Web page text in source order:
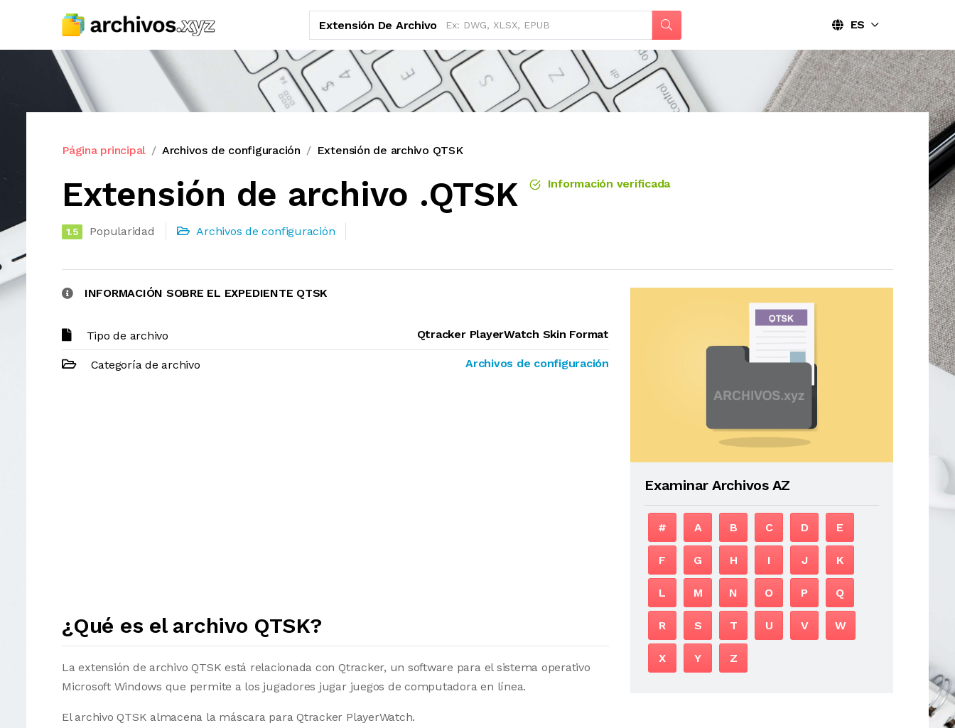
Extensión De Archivo ES
Página principal Archivos de configuración Extensión de archivo QTSK
Extensión de archivo .QTSK Información verificada
1.5 Popularidad Archivos de configuración
INFORMACIÓN SOBRE EL EXPEDIENTE QTSK
Tipo de archivo Qtracker PlayerWatch Skin Format
Categoría de archivo Archivos de configuración
¿Qué es el archivo QTSK?
La extensión de archivo QTSK está relacionada con Qtracker, un software para el sistema operativo
Microsoft Windows que permite a los jugadores jugar juegos de computadora en línea.
El archivo QTSK almacena la máscara para Qtracker PlayerWatch.
Examinar Archivos AZ
# A B C D E
F G H I J K
L M N O P Q
R S T U V W
X Y Z